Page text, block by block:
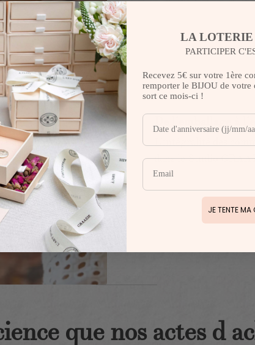
L’intégralité des
dans le Studio
que nos actes d
LA
PARTICIPER
Recevez 5€ sur votre 1ère
remporter le BIJOU de votre
sort ce mois-ci !
JE TENTE